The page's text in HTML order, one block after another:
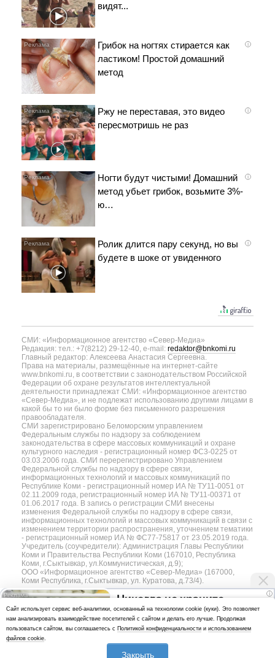
видят...
i
Грибок на ногтях стирается как
ластиком! Простой домашний
метод
i
Ржу не переставая, это видео
пересмотришь не раз
i
Ногти будут чистыми! Домашний
метод убьет грибок, возьмите 3%-
ю…
i
Ролик длится пару секунд, но вы
будете в шоке от увиденного
СМИ: «Информационное агентство «Север-Медиа»
Редакция: тел.: +7(8212) 29-12-40, e-mail: redaktor@bnkomi.ru
Главный редактор: Алексеева Анастасия Сергеевна.
Права на материалы, размещённые на интернет-сайте
www.bnkomi.ru, в соответствии с законодательством Российской
Федерации об охране результатов интеллектуальной
деятельности принадлежат СМИ: «Информационное агентство
«Север-Медиа», и не подлежат использованию другими лицами в
какой бы то ни было форме без письменного разрешения
правообладателя.
СМИ зарегистрировано Беломорским управлением
Федеральным службы по надзору за соблюдением
законодательства в сфере массовых коммуникаций и охране
культурного наследия - регистрационный номер ФС3-0225 от
03.03.2006 года. СМИ перерегистрировано Управлением
Федеральной службы по надзору в сфере связи,
информационных технологий и массовых коммуникаций по
Республике Коми - регистрационный номер ИА № ТУ11-0051 от
02.11.2009 года, регистрационный номер ИА № ТУ11-00371 от
01.06.2017 года. В запись о регистрации СМИ внесены
изменения Федеральной службы по надзору в сфере связи,
информационных технологий и массовых коммуникаций в связи с
изменением территории распространения, уточнением тематики
- регистрационный номер ИА № ФС77-75817 от 23.05.2019 года.
Учредитель (соучредители): Администрация Главы Республики
Коми и Правительства Республики Коми (167010, Республика
Коми, г.Сыктывкар, ул.Коммунистическая, д.9);
ООО «Информационное агентство «Север-Медиа» (167000,
Коми Республика, г.Сыктывкар, ул. Куратова, д.73/4).
Разработка сайта — web-студия «Цифровой Век»
i
Никогда не храните
огурцы в холодильнике:
есть один маленький
Политика
конфиденциальности
Использование аналитики и файлов куки
Cайт использует сервис веб-аналитики, основанный на технологии cookie (куки). Это позволяет
нам анализировать взаимодействие посетителей с сайтом и делать его лучше. Продолжая
пользоваться сайтом, вы соглашаетесь с Политикой конфиденциальности и использованием
файлов cookie.
Закрыть